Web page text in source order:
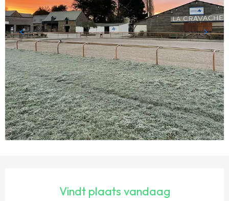
Vindt plaats vandaag